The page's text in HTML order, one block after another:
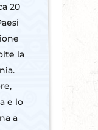
20
la
e lo
a